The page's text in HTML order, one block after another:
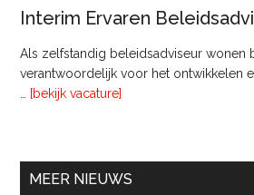
Interim Ervaren
Als zelfstandig beleidsadviseur wonen
verantwoordelijk voor het ontwikkelen
[bekijk vacature]
uur)
MEER NIEUWS